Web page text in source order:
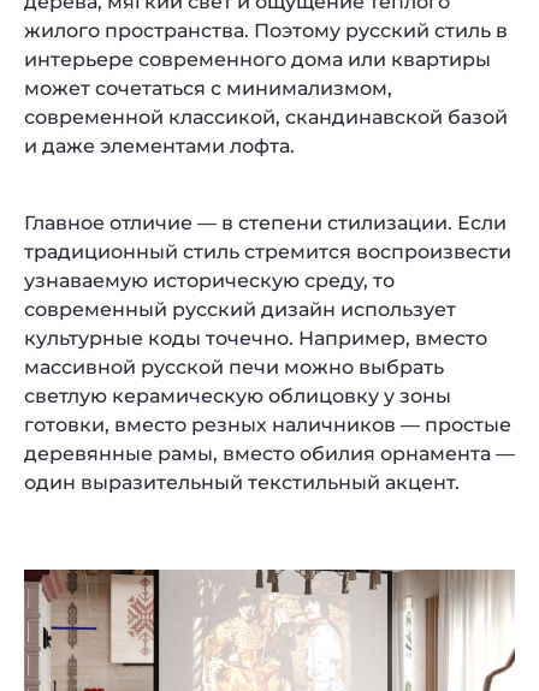
жилого пространства. Поэтому русский стиль в
интерьере современного дома или квартиры
может сочетаться с минимализмом,
современной классикой, скандинавской базой
и даже элементами лофта.
Главное отличие — в степени стилизации. Если
традиционный стиль стремится воспроизвести
узнаваемую историческую среду, то
современный русский дизайн использует
культурные коды точечно. Например, вместо
массивной русской печи можно выбрать
светлую керамическую облицовку у зоны
готовки, вместо резных наличников — простые
деревянные рамы, вместо обилия орнамента —
один выразительный текстильный акцент.